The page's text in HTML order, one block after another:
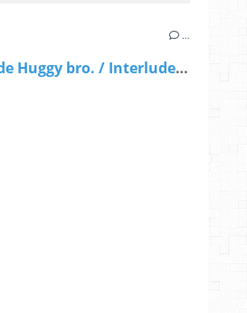
…
La Playlist de Huggy bro. / Interlude #1